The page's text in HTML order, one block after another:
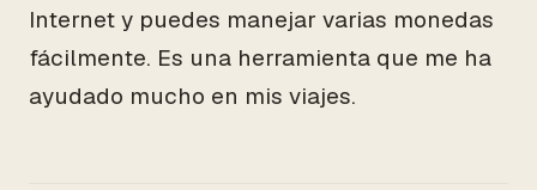
Internet y puedes manejar varias monedas
fácilmente. Es una herramienta que me ha
ayudado mucho en mis viajes.